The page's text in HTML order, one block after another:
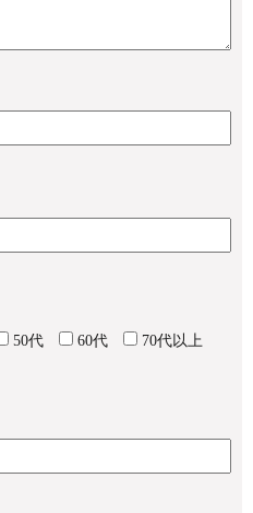
50代 60代 70代以上